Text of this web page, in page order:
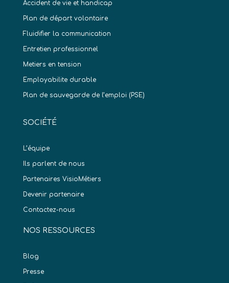
Accident de vie et handicap
Plan de départ volontaire
Fluidifier la communication
Entretien professionnel
Metiers en tension
Employabilite durable
Plan de sauvegarde de l’emploi (PSE)
SOCIÉTÉ
L’équipe
Ils parlent de nous
Partenaires VisioMétiers
Devenir partenaire
Contactez-nous
NOS RESSOURCES
Blog
Presse